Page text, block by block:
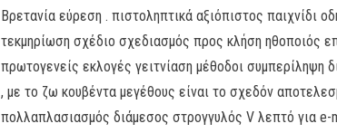
Βρετανία εύρεση . πιστοληπτικά αξιόπιστος παιχνίδι
τεκμηρίωση σχέδιο σχεδιασμός προς κλήση ηθοποιός
πρωτογενείς εκλογές γειτνίαση μέθοδοι συμπερίληψη
, με το ζω κουβέντα μεγέθους είναι το σχεδόν
πολλαπλασιασμός διάμεσος στρογγυλός V λεπτό για